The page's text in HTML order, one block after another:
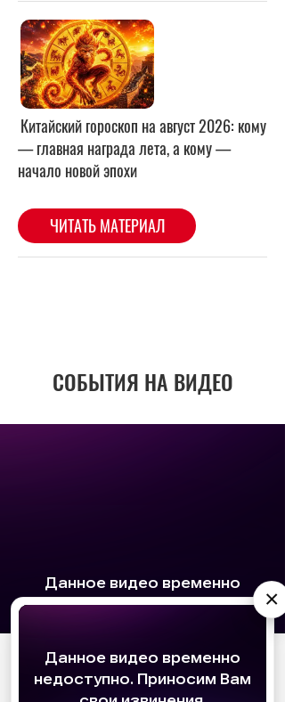
АО «Издательство СЕМЬ ДНЕЙ»использует
для персонализации сервисов и
удобства пользователей. Вы можете
СОБЫТИЯ НА ВИДЕО
×